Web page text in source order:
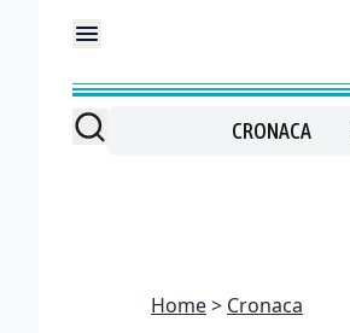
CRONACA
Home Cronaca